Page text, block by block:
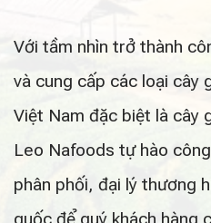
Với tầm nhìn trở thành
và cung cấp các loại cây
Việt Nam đặc biệt là cây
Leo Nafoods tự hào
phân phối, đại lý thương